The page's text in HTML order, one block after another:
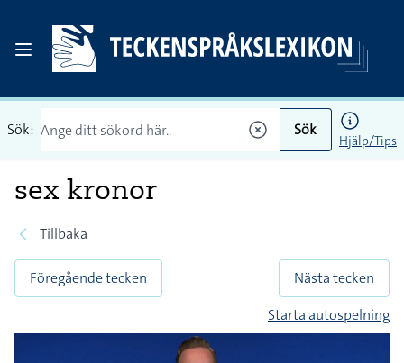
Sök: Sök
Hjälp/Tips
sex kronor
Tillbaka
Föregående tecken
Nästa tecken
Starta autospelning